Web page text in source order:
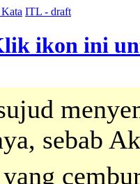
ITL - draft
sebab
yang